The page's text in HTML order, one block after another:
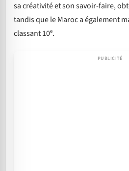
sa créativité et son savoir-faire,
tandis que le Maroc a également
classant 10ᵉ.